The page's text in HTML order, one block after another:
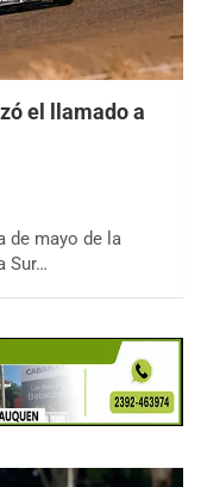
el llamado a
de mayo de la
Sur…